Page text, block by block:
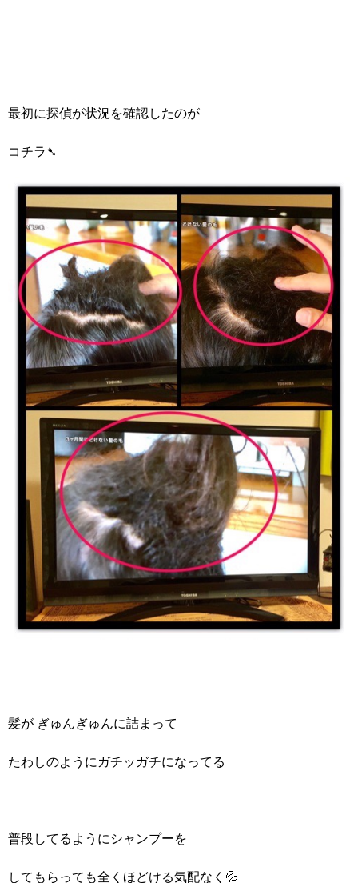
最初に探偵が状況を確認したのが
コチラ➷
髪が ぎゅんぎゅんに詰まって
たわしのようにガチッガチになってる
普段してるようにシャンプーを
してもらっても全くほどける気配なく💦